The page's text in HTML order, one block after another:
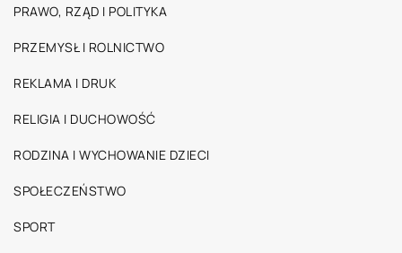
PRAWO, RZĄD I POLITYKA
PRZEMYSŁ I ROLNICTWO
REKLAMA I DRUK
RELIGIA I DUCHOWOŚĆ
RODZINA I WYCHOWANIE DZIECI
SPOŁECZEŃSTWO
SPORT